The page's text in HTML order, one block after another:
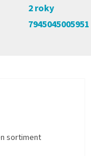
2 roky
7945045005951
sortiment